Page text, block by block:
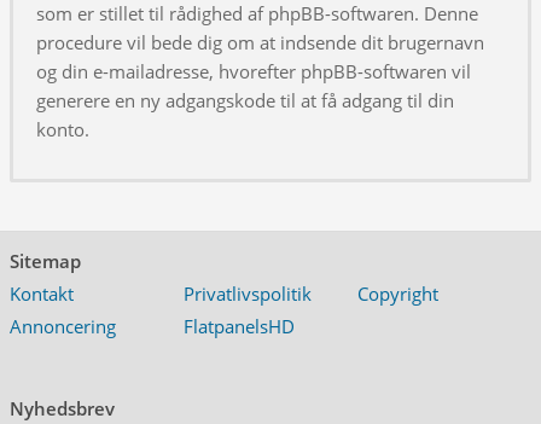
som er stillet til rådighed af phpBB-softwaren. Denne
procedure vil bede dig om at indsende dit brugernavn
og din e-mailadresse, hvorefter phpBB-softwaren vil
generere en ny adgangskode til at få adgang til din
konto.
Sitemap
Kontakt
Privatlivspolitik
Copyright
Annoncering
FlatpanelsHD
Nyhedsbrev